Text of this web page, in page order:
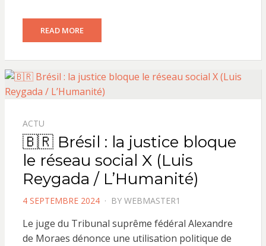
READ MORE
ACTU
🇧🇷 Brésil : la justice bloque
le réseau social X (Luis
Reygada / L’Humanité)
POSTED
4 SEPTEMBRE 2024 BY WEBMASTER1
Le juge du Tribunal suprême fédéral Alexandre
de Moraes dénonce une utilisation politique de